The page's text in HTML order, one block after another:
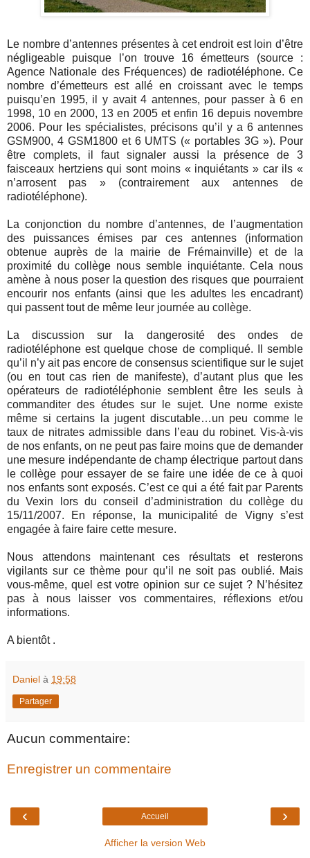
Le nombre d’antennes présentes à cet endroit est loin d’être
négligeable puisque l’on trouve 16 émetteurs (source :
Agence Nationale des Fréquences) de radiotéléphone. Ce
nombre d’émetteurs est allé en croissant avec le temps
puisqu’en 1995, il y avait 4 antennes, pour passer à 6 en
1998, 10 en 2000, 13 en 2005 et enfin 16 depuis novembre
2006. Pour les spécialistes, précisons qu’il y a 6 antennes
GSM900, 4 GSM1800 et 6 UMTS (« portables 3G »). Pour
être complets, il faut signaler aussi la présence de 3
faisceaux hertziens qui sont moins « inquiétants » car ils «
n’arrosent pas » (contrairement aux antennes de
radiotéléphone).
La conjonction du nombre d’antennes, de l’augmentation
des puissances émises par ces antennes (information
obtenue auprès de la mairie de Frémainville) et de la
proximité du collège nous semble inquiétante. Cela nous
amène à nous poser la question des risques que pourraient
encourir nos enfants (ainsi que les adultes les encadrant)
qui passent tout de même leur journée au collège.
La discussion sur la dangerosité des ondes de
radiotéléphone est quelque chose de compliqué. Il semble
qu’il n’y ait pas encore de consensus scientifique sur le sujet
(ou en tout cas rien de manifeste), d’autant plus que les
opérateurs de radiotéléphonie semblent être les seuls à
commanditer des études sur le sujet. Une norme existe
même si certains la jugent discutable…un peu comme le
taux de nitrates admissible dans l’eau du robinet. Vis-à-vis
de nos enfants, on ne peut pas faire moins que de demander
une mesure indépendante de champ électrique partout dans
le collège pour essayer de se faire une idée de ce à quoi
nos enfants sont exposés. C’est ce qui a été fait par Parents
du Vexin lors du conseil d’administration du collège du
15/11/2007. En réponse, la municipalité de Vigny s’est
engagée à faire faire cette mesure.
Nous attendons maintenant ces résultats et resterons
vigilants sur ce thème pour qu’il ne soit pas oublié. Mais
vous-même, quel est votre opinion sur ce sujet ? N’hésitez
pas à nous laisser vos commentaires, réflexions et/ou
informations.
A bientôt .
Daniel à 19:58
Partager
Aucun commentaire:
Enregistrer un commentaire
‹ ›
Accueil
Afficher la version Web